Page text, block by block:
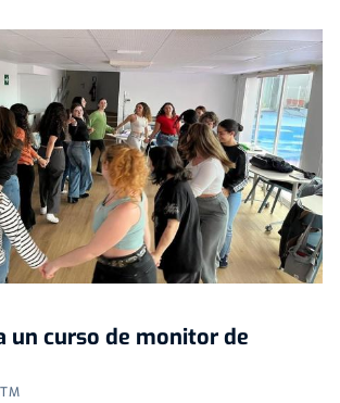
un curso de monitor de